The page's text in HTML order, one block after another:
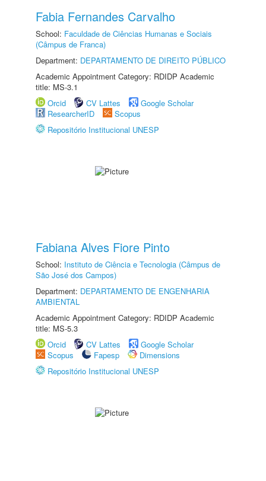
Fabia Fernandes Carvalho
School: Faculdade de Ciências Humanas e Sociais
(Câmpus de Franca)
Department: DEPARTAMENTO DE DIREITO PÚBLICO
Academic Appointment Category: RDIDP Academic
title: MS-3.1
Orcid
CV Lattes
Google Scholar
ResearcherID
Scopus
Repositório Institucional UNESP
Fabiana Alves Fiore Pinto
School: Instituto de Ciência e Tecnologia (Câmpus de
São José dos Campos)
Department: DEPARTAMENTO DE ENGENHARIA
AMBIENTAL
Academic Appointment Category: RDIDP Academic
title: MS-5.3
Orcid
CV Lattes
Google Scholar
Scopus
Fapesp
Dimensions
Repositório Institucional UNESP